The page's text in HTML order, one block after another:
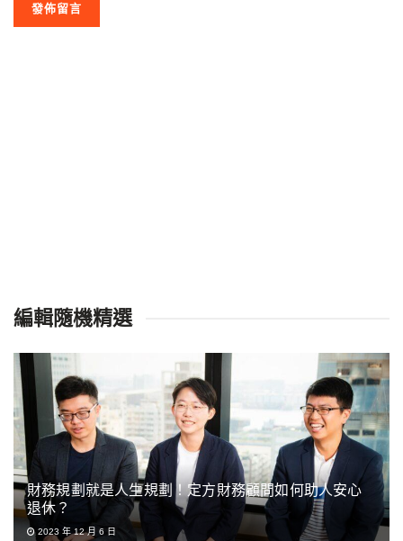
編輯隨機精選
財務規劃就是人生規劃！定方財務顧問如何助人安心
退休？
2023 年 12 月 6 日